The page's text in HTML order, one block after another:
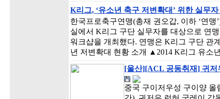
K리그, ‘유소년 축구 저변확대’ 위한 실무
한국프로축구연맹(총재 권오갑, 이하 ‘연
실에서 K리그 구단 실무자를 대상으로 연
워크샵을 개최했다. 연맹은 K리그 구단 관
년 저변확대 현황 소개 ▲2014 K리그 유소
[울산][ACL 공동취재] 귀
중국 구이저우성 구이양 올